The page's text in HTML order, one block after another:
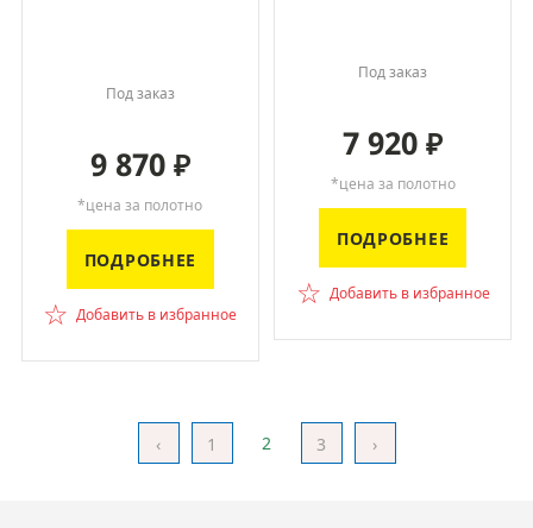
Под заказ
9 870 ₽
*цена за полотно
ПОДРОБНЕЕ
☆ Добавить в избранное
Под заказ
7 920₽
*цена за полотно
ПОДРОБНЕЕ
☆ Добавить в избранное
‹ 1 2 3 ›